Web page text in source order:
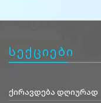
სექციები
ქირავდება დღიურად